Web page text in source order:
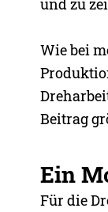
und zu
Wie bei
Beitrag
Ein
Für die